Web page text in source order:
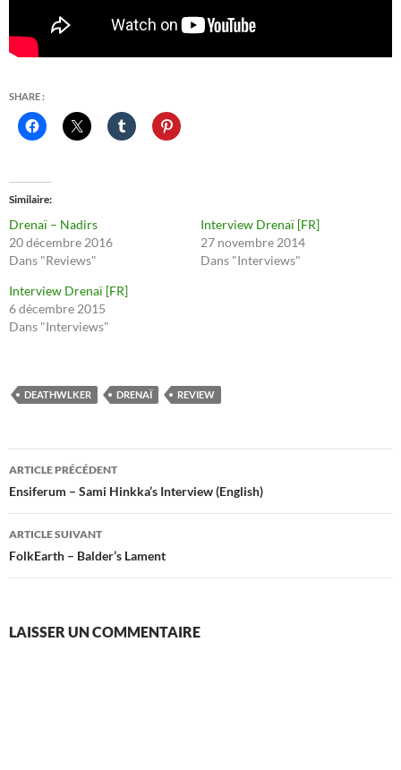
SHARE :
Similaire
Drenaï – Nadirs
20 décembre 2016
Dans "Reviews"
Interview Drenaï [FR]
27 novembre 2014
Dans "Interviews"
Interview Drenaï [FR]
6 décembre 2015
Dans "Interviews"
DEATHWLKER DRENAÏ REVIEW
Navigation
des
articles
ARTICLE PRÉCÉDENT
Ensiferum – Sami Hinkka’s Interview (English)
ARTICLE SUIVANT
FolkEarth – Balder’s Lament
LAISSER UN COMMENTAIRE